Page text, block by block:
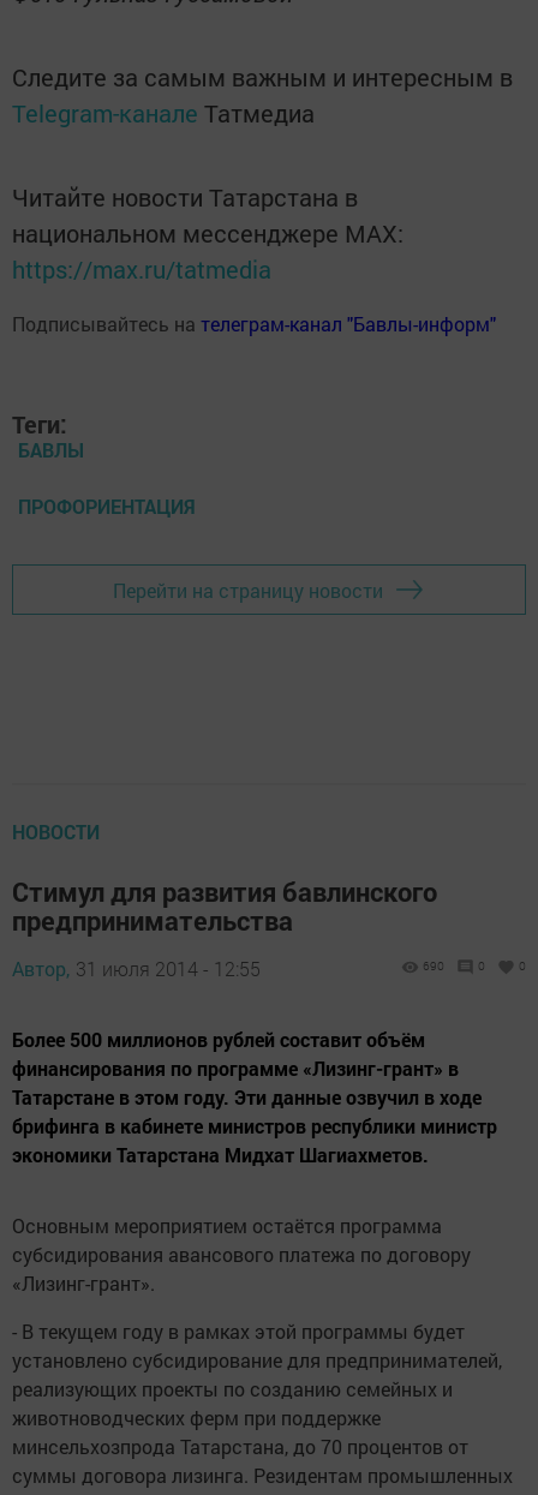
Следите за самым важным и интересным в
Telegram-канале Татмедиа
Читайте новости Татарстана в
национальном мессенджере MАХ:
https://max.ru/tatmedia
Подписывайтесь на телеграм-канал "Бавлы-информ"
Теги:
БАВЛЫ
ПРОФОРИЕНТАЦИЯ
Перейти на страницу новости
НОВОСТИ
Стимул для развития бавлинского
предпринимательства
Автор, 31 июля 2014 - 12:55 690 0 0
Более 500 миллионов рублей составит объём
финансирования по программе «Лизинг-грант» в
Татарстане в этом году. Эти данные озвучил в ходе
брифинга в кабинете министров республики министр
экономики Татарстана Мидхат Шагиахметов.
Основным мероприятием остаётся программа
субсидирования авансового платежа по договору
«Лизинг-грант».
- В текущем году в рамках этой программы будет
установлено субсидирование для предпринимателей,
реализующих проекты по созданию семейных и
животноводческих ферм при поддержке
минсельхозпрода Татарстана, до 70 процентов от
суммы договора лизинга. Резидентам промышленных